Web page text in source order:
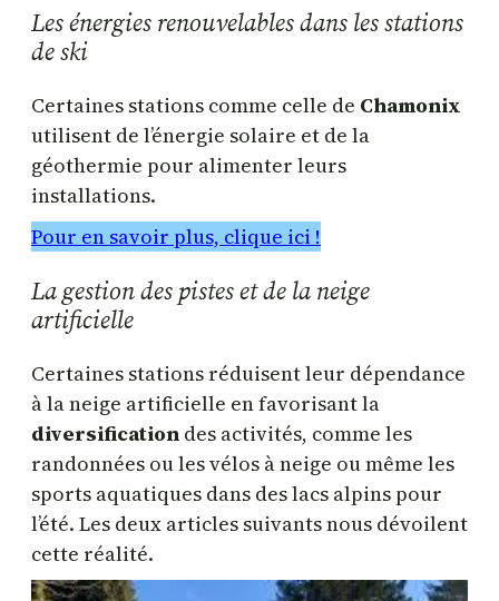
Les énergies renouvelables dans les stations
de ski
Certaines stations comme celle de Chamonix
utilisent de l’énergie solaire et de la
géothermie pour alimenter leurs
installations.
Pour en savoir plus, clique ici !
La gestion des pistes et de la neige
artificielle
Certaines stations réduisent leur dépendance
à la neige artificielle en favorisant la
diversification des activités, comme les
randonnées ou les vélos à neige ou même les
sports aquatiques dans des lacs alpins pour
l’été. Les deux articles suivants nous dévoilent
cette réalité.